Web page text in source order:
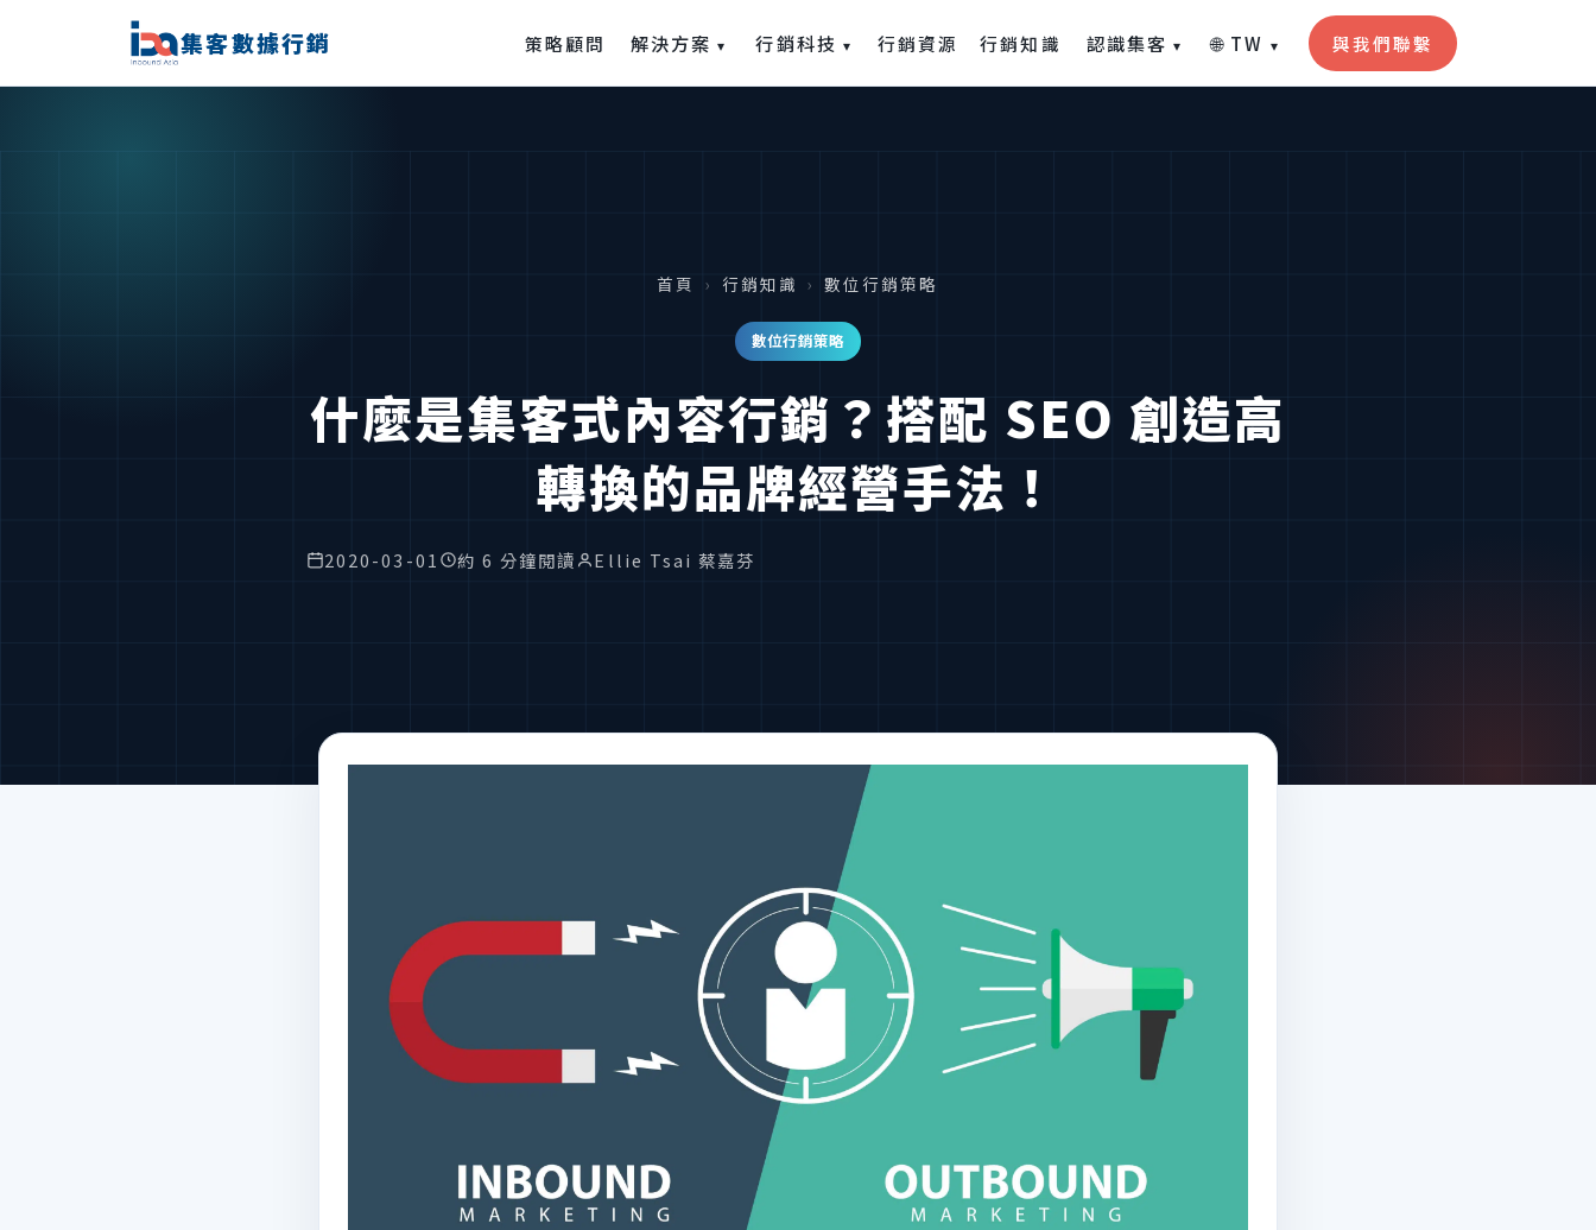
集客數據行銷 策略顧問 解決方案▾ 行銷科技 ▾ 行銷資源 行銷知識 認識集客 ▾ 🌐 TW ▾ 與我們聯繫
首頁 › 行銷知識 › 數位行銷策略
數位行銷策略
什麼是集客式內容行銷？搭配 SEO 創造高
轉換的品牌經營手法！
2020-03-01 約 6 分鐘閱讀 Ellie Tsai 蔡嘉芬